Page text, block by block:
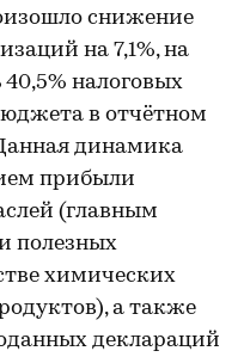
снижение
на 7,1%, на
налоговых
в отчётном
динамика
прибыли
(главным
полезных
химических
а также
деклараций